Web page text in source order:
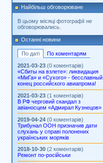
Найбільш обговорюване
В цьому місяці фотографії не
обговорювались.
Останні новини
По даті
По коментарям
2021-03-23 (0 коментарів)
«Сбиты на взлете»: ликвидация
«МиГа» и «Сухого» - бесславный
конец российского авиапрома!
2021-03-23 (1 коментарів)
В РФ черговий скандал з
авіаносцем «Адмирал Кузнецов»
2019-04-24 (0 коментарів)
Трибунал ООН призначив дати
слухань у справі полонених
українських моряків
2018-10-30 (2 коментарів)
Ремонт по-російськи